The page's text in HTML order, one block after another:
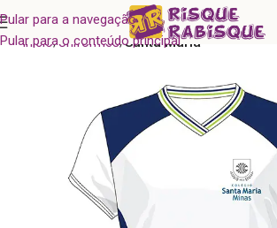
Pular para a navegação
Pular para o conteúdo principal
Início Uniformes Santa Maria